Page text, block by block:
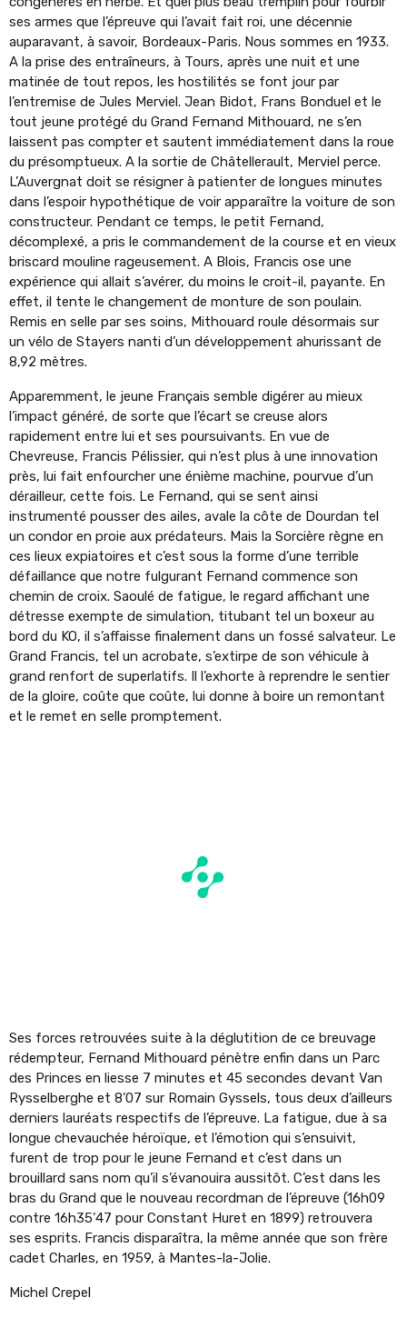
ses armes que l’épreuve qui l’avait fait roi, une décennie
auparavant, à savoir, Bordeaux-Paris. Nous sommes en 1933.
A la prise des entraîneurs, à Tours, après une nuit et une
matinée de tout repos, les hostilités se font jour par
l’entremise de Jules Merviel. Jean Bidot, Frans Bonduel et le
tout jeune protégé du Grand Fernand Mithouard, ne s’en
laissent pas compter et sautent immédiatement dans la roue
du présomptueux. A la sortie de Châtellerault, Merviel perce.
L’Auvergnat doit se résigner à patienter de longues minutes
dans l’espoir hypothétique de voir apparaître la voiture de son
constructeur. Pendant ce temps, le petit Fernand,
décomplexé, a pris le commandement de la course et en vieux
briscard mouline rageusement. A Blois, Francis ose une
expérience qui allait s’avérer, du moins le croit-il, payante. En
effet, il tente le changement de monture de son poulain.
Remis en selle par ses soins, Mithouard roule désormais sur
un vélo de Stayers nanti d’un développement ahurissant de
8,92 mètres.
Apparemment, le jeune Français semble digérer au mieux
l’impact généré, de sorte que l’écart se creuse alors
rapidement entre lui et ses poursuivants. En vue de
Chevreuse, Francis Pélissier, qui n’est plus à une innovation
près, lui fait enfourcher une énième machine, pourvue d’un
dérailleur, cette fois. Le Fernand, qui se sent ainsi
instrumenté pousser des ailes, avale la côte de Dourdan tel
un condor en proie aux prédateurs. Mais la Sorcière règne en
ces lieux expiatoires et c’est sous la forme d’une terrible
défaillance que notre fulgurant Fernand commence son
chemin de croix. Saoulé de fatigue, le regard affichant une
détresse exempte de simulation, titubant tel un boxeur au
bord du KO, il s’affaisse finalement dans un fossé salvateur. Le
Grand Francis, tel un acrobate, s’extirpe de son véhicule à
grand renfort de superlatifs. Il l’exhorte à reprendre le sentier
de la gloire, coûte que coûte, lui donne à boire un remontant
et le remet en selle promptement.
Ses forces retrouvées suite à la déglutition de ce breuvage
rédempteur, Fernand Mithouard pénètre enfin dans un Parc
des Princes en liesse 7 minutes et 45 secondes devant Van
Rysselberghe et 8’07 sur Romain Gyssels, tous deux d’ailleurs
derniers lauréats respectifs de l’épreuve. La fatigue, due à sa
longue chevauchée héroïque, et l’émotion qui s’ensuivit,
furent de trop pour le jeune Fernand et c’est dans un
brouillard sans nom qu’il s’évanouira aussitôt. C’est dans les
bras du Grand que le nouveau recordman de l’épreuve (16h09
contre 16h35’47 pour Constant Huret en 1899) retrouvera
ses esprits. Francis disparaîtra, la même année que son frère
cadet Charles, en 1959, à Mantes-la-Jolie.
Michel Crepel